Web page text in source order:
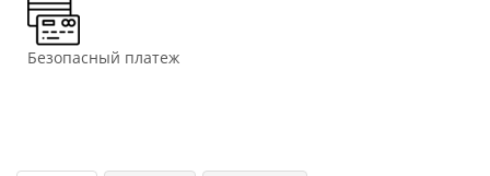
Безопасный платеж